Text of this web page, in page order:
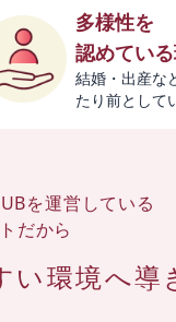
多様性を
認めてい
結婚・出産な
たり前として
を運営している
だから
い環境へ導